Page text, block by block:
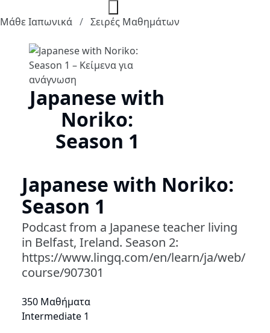
Μάθε Ιαπωνικά Σειρές Μαθημάτων
Japanese with
Noriko:
Season 1
Japanese with Noriko:
Season 1
Podcast from a Japanese teacher living
in Belfast, Ireland. Season 2:
https://www.lingq.com/en/learn/ja/web/
course/907301
350 Μαθήματα
Intermediate 1